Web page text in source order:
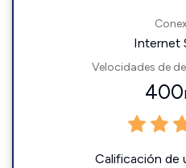
Internet
Velocidades de
400
Calificación de